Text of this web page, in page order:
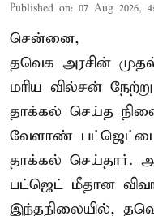
Published on: 07 Aug 2026,
சென்னை,
தவெக அரசின்
மரிய வில்சன்
தாக்கல் செய்த
வேளாண்
தாக்கல் செய்தார்.
பட்ஜெட் மீதான
இந்தநிலையில்,